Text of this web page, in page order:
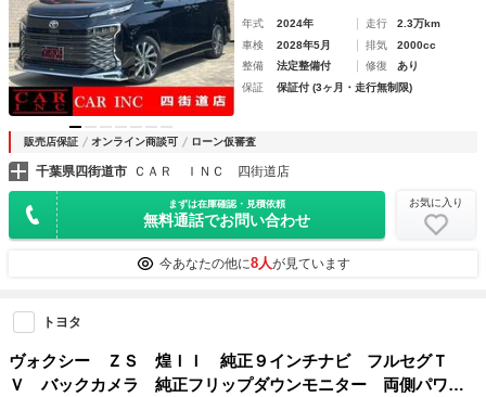
年式 2024年 走行
2.3万km
車検
2028年5月 排気
2000cc
整備
法定整備付 修復
あり
保証
保証付 (3ヶ月・走行無制限)
販売店保証 オンライン商談可 ローン仮審査
千葉県四街道市 ＣＡＲ ＩＮＣ 四街道店
まずは在庫確認・見積依頼
無料通話でお問い合わせ
お気に入り
今あなたの他に8人が見ています
トヨタ
ヴォクシー ＺＳ 煌ＩＩ 純正９インチナビ フルセグＴ
Ｖ バックカメラ 純正フリップダウンモニター 両側パワー